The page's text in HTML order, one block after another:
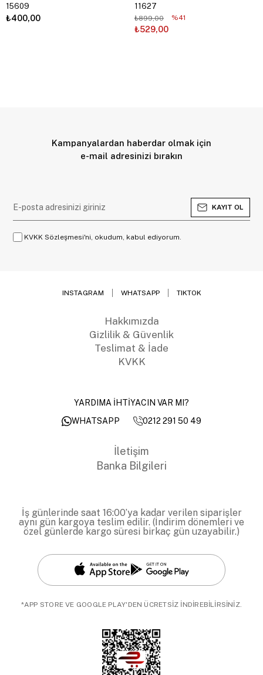
15609
₺400,00
11627
₺529,00
₺899,00 %41
Kampanyalardan haberdar olmak için
e-mail adresinizi bırakın
KAYIT OL
KVKK Sözleşmesi'ni, okudum, kabul ediyorum.
INSTAGRAM WHATSAPP TIKTOK
Hakkımızda
Gizlilik & Güvenlik
Teslimat & İade
KVKK
YARDIMA İHTİYACIN VAR MI?
WHATSAPP
0212 291 50 49
İletişim
Banka Bilgileri
İş günlerinde saat 16:00’ya kadar verilen siparişler
aynı gün kargoya teslim edilir. (İndirim dönemleri ve
özel günlerde kargo süresi birkaç gün uzayabilir.)
*APP STORE VE GOOGLE PLAY'DEN ÜCRETSİZ İNDİREBİLİRSİNİZ.